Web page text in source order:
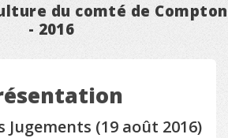
du comté de Compton
- 2016
Jugements (19 août 2016)